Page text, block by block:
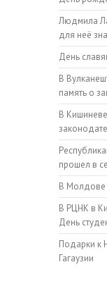
Людмила
для неё
День
В
память о
В
прошел в
В Молдове
В РЦНК в
День
Подарки к
Гагаузии